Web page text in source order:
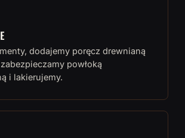
dodajemy poręcz drewnianą
powłoką
i lakierujemy.